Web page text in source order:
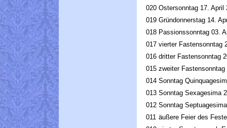
020 Ostersonntag 17. April
019 Gründonnerstag 14.
018 Passionssonntag 03.
017 vierter Fastensonntag
016 dritter Fastensonntag
015 zweiter
014 Sonntag
013 Sonntag Sexagesima
012 Sonntag
011 äußere Feier des